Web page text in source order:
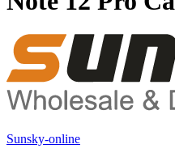
Sunsky-online